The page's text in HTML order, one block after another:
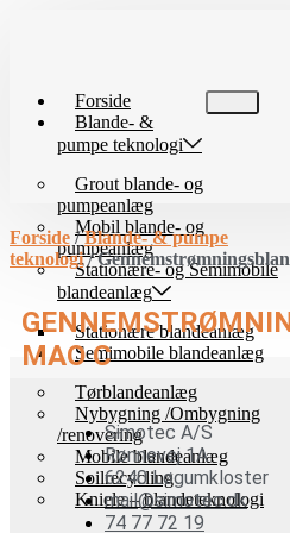
Forside
Blande- &
pumpe teknologi
Grout blande- og
pumpeanlæg
Mobil blande- og
pumpeanlæg
Stationære- og Semimobile
blandeanlæg
Stationære blandeanlæg
Semimobile blandeanlæg
Tørblandeanlæg
Nybygning /Ombygning
/renovering
Mobile blandeanlæg
Soilrecycling
Kniele – blandeteknologi
Forside /Blande- & pumpe
teknologi/
MAO C
Simotec A/S
Rønnevej 1A
6240 Løgumkloster
mail@simotec.dk
74 77 72 19